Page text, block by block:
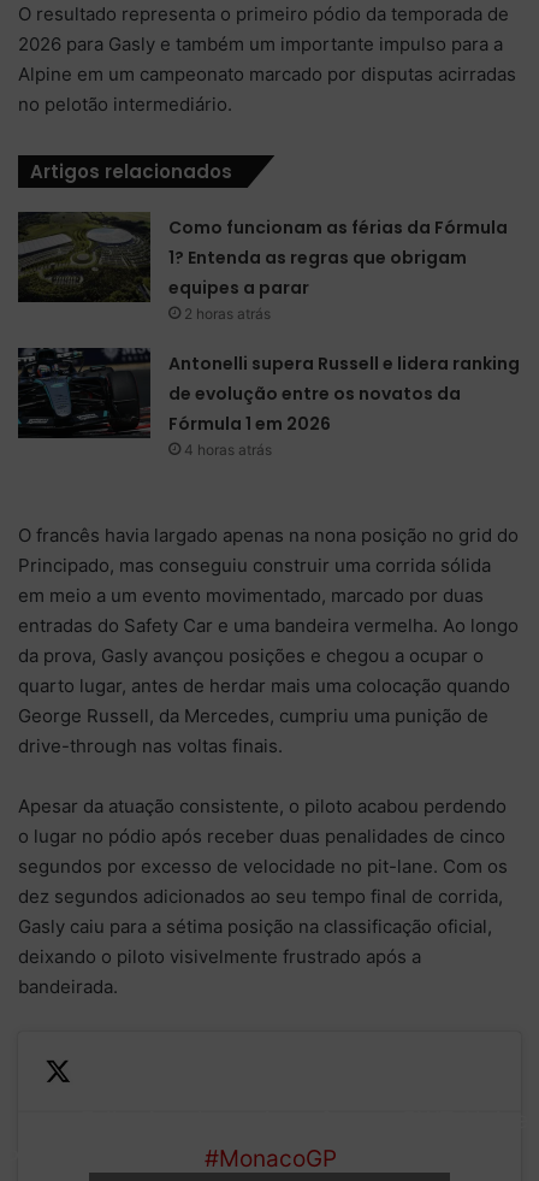
O resultado representa o primeiro pódio da temporada de
2026 para Gasly e também um importante impulso para a
Alpine em um campeonato marcado por disputas acirradas
no pelotão intermediário.
Artigos relacionados
Como funcionam as férias da Fórmula
1? Entenda as regras que obrigam
equipes a parar
2 horas atrás
Antonelli supera Russell e lidera ranking
de evolução entre os novatos da
Fórmula 1 em 2026
4 horas atrás
O francês havia largado apenas na nona posição no grid do
Principado, mas conseguiu construir uma corrida sólida
em meio a um evento movimentado, marcado por duas
entradas do Safety Car e uma bandeira vermelha. Ao longo
da prova, Gasly avançou posições e chegou a ocupar o
quarto lugar, antes de herdar mais uma colocação quando
George Russell, da Mercedes, cumpriu uma punição de
drive-through nas voltas finais.
Apesar da atuação consistente, o piloto acabou perdendo
o lugar no pódio após receber duas penalidades de cinco
segundos por excesso de velocidade no pit-lane. Com os
dez segundos adicionados ao seu tempo final de corrida,
Gasly caiu para a sétima posição na classificação oficial,
deixando o piloto visivelmente frustrado após a
bandeirada.
#MonacoGP,